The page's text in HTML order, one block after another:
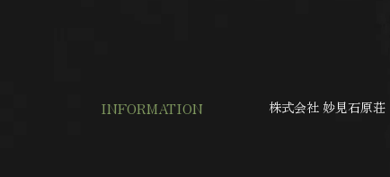
INFORMATION 株式会社 妙見石原荘